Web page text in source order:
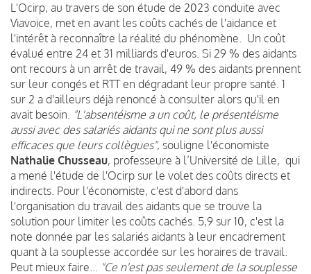
L'Ocirp, au travers de son étude de 2023 conduite avec
Viavoice, met en avant les coûts cachés de l'aidance et
l'intérêt à reconnaître la réalité du phénomène. Un coût
évalué entre 24 et 31 milliards d'euros. Si 29 % des aidants
ont recours à un arrêt de travail, 49 % des aidants prennent
sur leur congés et RTT en dégradant leur propre santé. 1
sur 2 a d'ailleurs déjà renoncé à consulter alors qu'il en
avait besoin. "L'absentéisme a un coût, le présentéisme
aussi avec des salariés aidants qui ne sont plus aussi
efficaces que leurs collègues", souligne l'économiste
Nathalie Chusseau, professeure à l’Université de Lille, qui
a mené l'étude de l'Ocirp sur le volet des coûts directs et
indirects. Pour l'économiste, c'est d'abord dans
l'organisation du travail des aidants que se trouve la
solution pour limiter les coûts cachés. 5,9 sur 10, c'est la
note donnée par les salariés aidants à leur encadrement
quant à la souplesse accordée sur les horaires de travail.
Peut mieux faire... "Ce n'est pas seulement de la souplesse